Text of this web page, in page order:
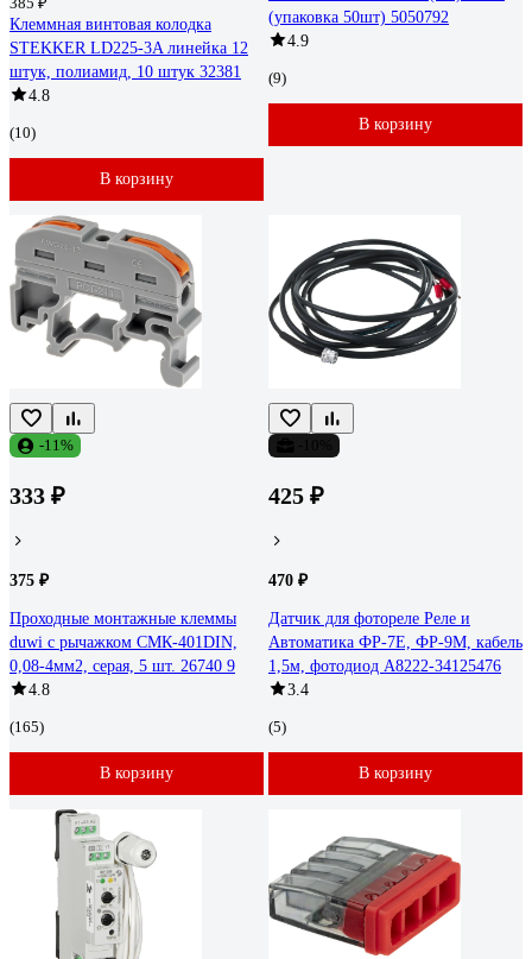
Клеммная винтовая колодка
STEKKER LD225-3A линейка 12
штук, полиамид, 10 штук 32381
4.8
(10)
В корзину
(упаковка 50шт) 5050792
4.9
(9)
В корзину
-11%
333 ₽
375 ₽
Проходные монтажные клеммы
duwi с рычажком СМК-401DIN,
0,08-4мм2, серая, 5 шт. 26740 9
4.8
(165)
В корзину
425 ₽
470 ₽
Датчик для фотореле Реле и
Автоматика ФР-7Е, ФР-9М, кабель
1,5м, фотодиод A8222-34125476
3.4
(5)
В корзину